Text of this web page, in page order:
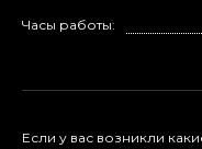
Часы работы:
Если у вас возникли